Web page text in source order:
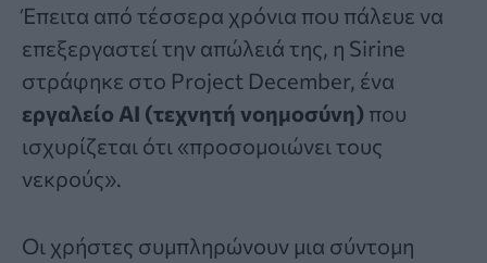
Έπειτα από τέσσερα χρόνια που πάλευε να
επεξεργαστεί την απώλειά της, η Sirine
στράφηκε στο Project December, ένα
εργαλείο ΑΙ (τεχνητή νοημοσύνη) που
ισχυρίζεται ότι «προσομοιώνει τους
νεκρούς».
Οι χρήστες συμπληρώνουν μια σύντομη